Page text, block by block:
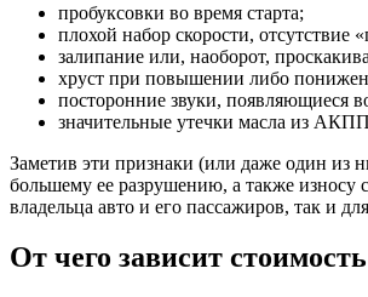
пробуксовки во время старта;
плохой набор скорости, отсутствие
залипание или, наоборот,
хруст при повышении либо
посторонние звуки, появляющиеся
значительные утечки масла из
Заметив эти признаки (или даже один из
большему ее разрушению, а также износу
владельца авто и его пассажиров, так и
От чего зависит стоимость